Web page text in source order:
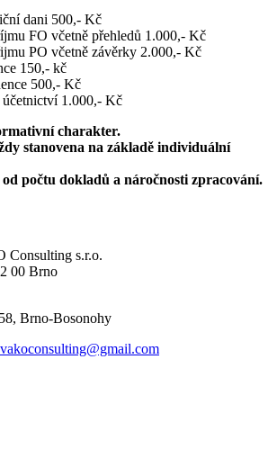
dani 500,- Kč
FO včetně přehledů 1.000,- Kč
PO včetně závěrky 2.000,- Kč
150,- kč
500,- Kč
účetnictví 1.000,- Kč
charakter.
stanovena na základě individuální
počtu dokladů a náročnosti zpracování.
Consulting s.r.o.
00 Brno
Brno-Bosonohy